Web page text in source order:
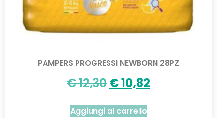
PAMPERS PROGRESSI NEWBORN 28PZ
€12,30 €10,82
Aggiungi al carrello